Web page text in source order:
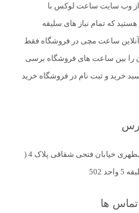
وب سایت ساعت لوکس با
که تمام نیاز های سلیقه
ساعت مچی در فروشگاه فقط
را بین ساعت های فروشگاه برسی
خرید و ثبت نام در فروشگاه خرید
تهران - خیابان ولیعصر رو به روی مطهری خیابان فتحی شقاقی پلاک 4 (
502
ها